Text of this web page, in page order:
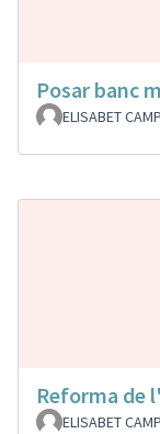
Posar banc
ELISABET
Reforma de
ELISABET